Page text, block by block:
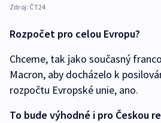
Zdroj: ČT24
Rozpočet pro celou Evropu?
Chceme, tak jako současný
Macron, aby docházelo k
rozpočtu Evropské unie, ano.
To bude výhodné i pro Českou